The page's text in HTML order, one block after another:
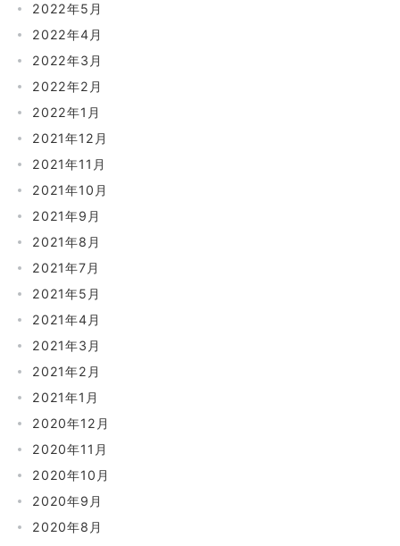
2022年5月
2022年4月
2022年3月
2022年2月
2022年1月
2021年12月
2021年11月
2021年10月
2021年9月
2021年8月
2021年7月
2021年5月
2021年4月
2021年3月
2021年2月
2021年1月
2020年12月
2020年11月
2020年10月
2020年9月
2020年8月